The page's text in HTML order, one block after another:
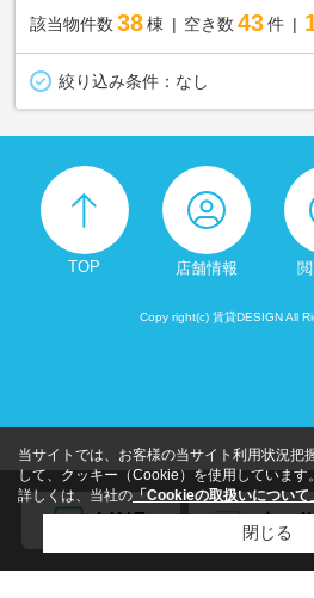
該当物件数 38棟 空き数 43 件
絞り込み条件： なし
TOP 店舗情報
Copy right(c) 賃貸DESIGN All
当サイトでは、お客様の当サイト利用状況把
して、クッキー（Cookie）を使用しています。
詳しくは、当社の 「Cookieの取扱いについて
閉じる